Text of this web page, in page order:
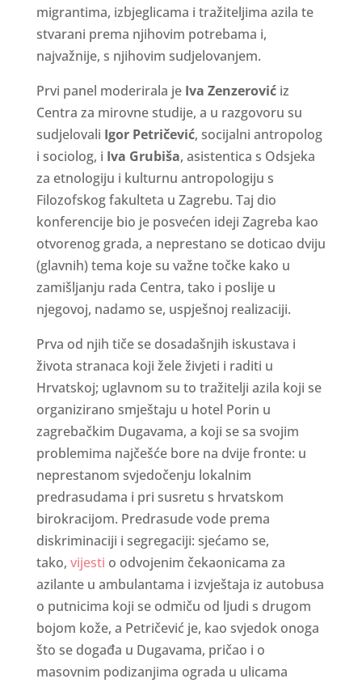
migrantima, izbjeglicama i tražiteljima azila te
stvarani prema njihovim potrebama i,
najvažnije, s njihovim sudjelovanjem.
Prvi panel moderirala je Iva Zenzerovićiz
Centra za mirovne studije, a u razgovoru su
sudjelovali Igor Petričević, socijalni antropolog
i sociolog, i Iva Grubiša, asistentica s Odsjeka
za etnologiju i kulturnu antropologiju s
Filozofskog fakulteta u Zagrebu. Taj dio
konferencije bio je posvećen ideji Zagreba kao
otvorenog grada, a neprestano se doticao dviju
(glavnih) tema koje su važne točke kako u
zamišljanju rada Centra, tako i poslije u
njegovoj, nadamo se, uspješnoj realizaciji.
Prva od njih tiče se dosadašnjih iskustava i
života stranaca koji žele živjeti i raditi u
Hrvatskoj; uglavnom su to tražitelji azila koji se
organizirano smještaju u hotel Porin u
zagrebačkim Dugavama, a koji se sa svojim
problemima najčešće bore na dvije fronte: u
neprestanom svjedočenju lokalnim
predrasudama i pri susretu s hrvatskom
birokracijom. Predrasude vode prema
diskriminaciji i segregaciji: sjećamo se,
tako, vijesti o odvojenim čekaonicama za
azilante u ambulantama i izvještaja iz autobusa
o putnicima koji se odmiču od ljudi s drugom
bojom kože, a Petričević je, kao svjedok onoga
što se događa u Dugavama, pričao i o
masovnim podizanjima ograda u ulicama